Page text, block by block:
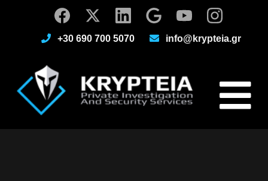
+30 690 700 5070 info@krypteia.gr